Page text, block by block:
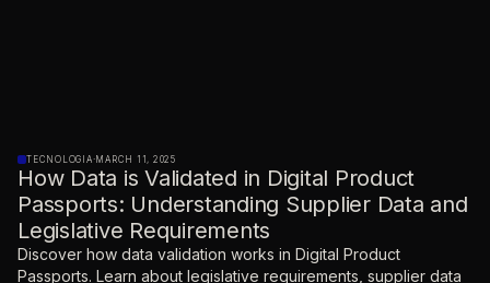
TECNOLOGIA·MARCH 11, 2025
How Data is Validated in Digital Product
Passports: Understanding Supplier Data and
Legislative Requirements
Discover how data validation works in Digital Product
Passports. Learn about legislative requirements, supplier data